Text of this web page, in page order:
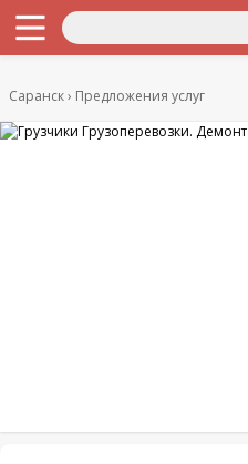
Саранск Предложения услуг